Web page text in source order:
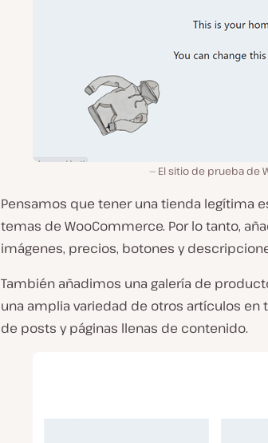
El sitio de prueba de
Pensamos que tener una tienda legítima
temas de WooCommerce. Por lo tanto,
imágenes, precios, botones y
También añadimos una galería de
una amplia variedad de otros artículos
de posts y páginas llenas de contenido.